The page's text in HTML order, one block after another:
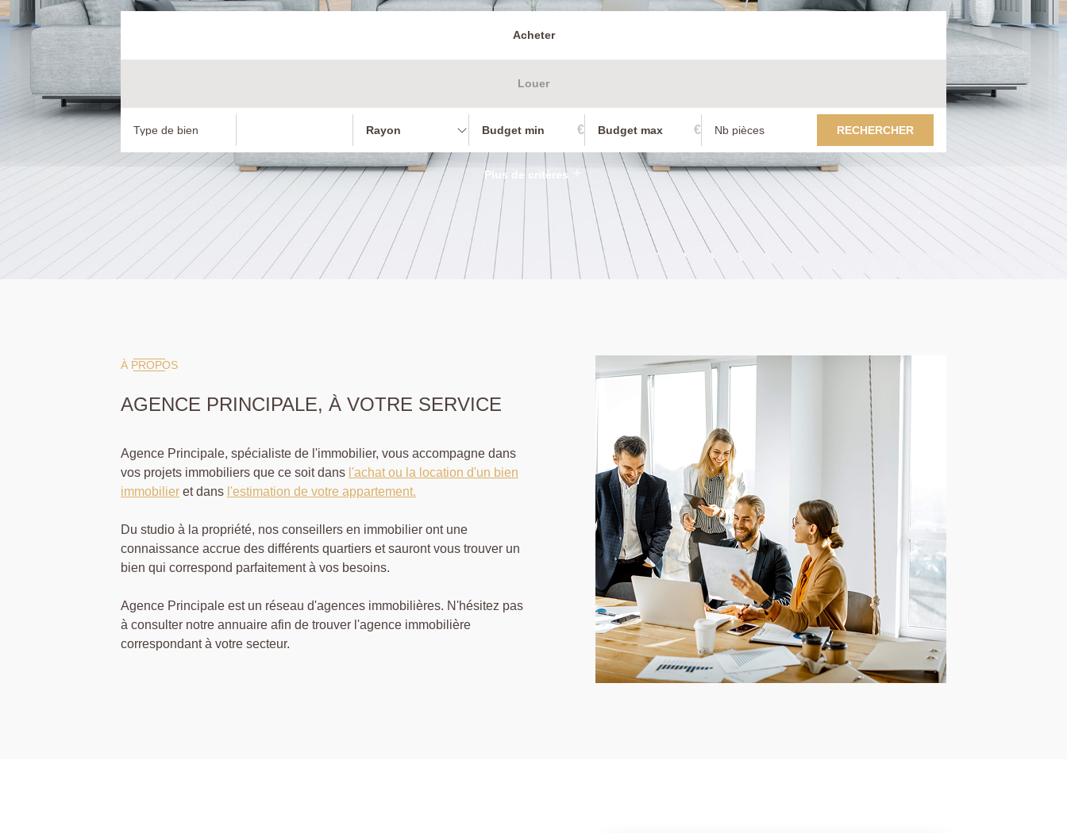
Acheter
Louer
Rayon € € RECHERCHER
Plus de critères
À PROPOS
AGENCE PRINCIPALE, À VOTRE SERVICE
Agence Principale, spécialiste de l'immobilier, vous accompagne dans
vos projets immobiliers que ce soit dans l'achat ou la location d'un bien
immobilier et dans l'estimation de votre appartement.
Du studio à la propriété, nos conseillers en immobilier ont une
connaissance accrue des différents quartiers et sauront vous trouver un
bien qui correspond parfaitement à vos besoins.
Agence Principale est un réseau d'agences immobilières. N'hésitez pas
à consulter notre annuaire afin de trouver l'agence immobilière
correspondant à votre secteur.